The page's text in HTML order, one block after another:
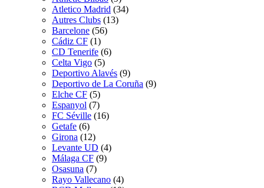
Atletico Madrid (34)
Autres Clubs (13)
Barcelone (56)
Cádiz CF (1)
CD Tenerife (6)
Celta Vigo (5)
Deportivo Alavés (9)
Deportivo de La Coruña (9)
Elche CF (5)
Espanyol (7)
FC Séville (16)
Getafe (6)
Girona (12)
Levante UD (4)
Málaga CF (9)
Osasuna (7)
Rayo Vallecano (4)